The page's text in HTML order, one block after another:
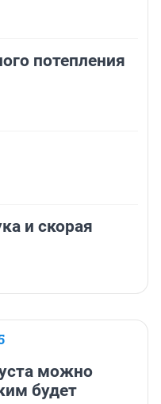
потепления
и скорая
можно
будет